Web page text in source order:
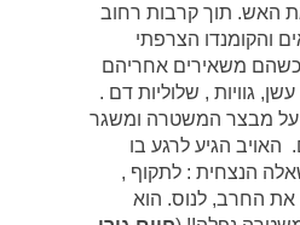
האש. תוך קרבות רחוב
והקומנדו הצרפתי
משאירים אחריהם
גוויות , שלוליות דם .
על מבצר המשטרה ומשגר
הגיע לרגע בו
הנצחית : לתקוף ,
את החרב, לנוס. הוא